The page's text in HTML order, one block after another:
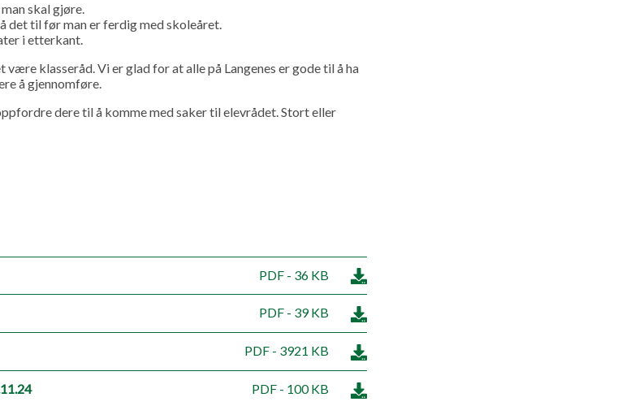
skal gjøre.
det til før man er ferdig med skoleåret.
i etterkant.
klasseråd. Vi er glad for at alle på Langenes er gode til å ha
å gjennomføre.
dere til å komme med saker til elevrådet. Stort eller
PDF - 36 KB
PDF - 39 KB
PDF - 3921 KB
PDF - 100 KB